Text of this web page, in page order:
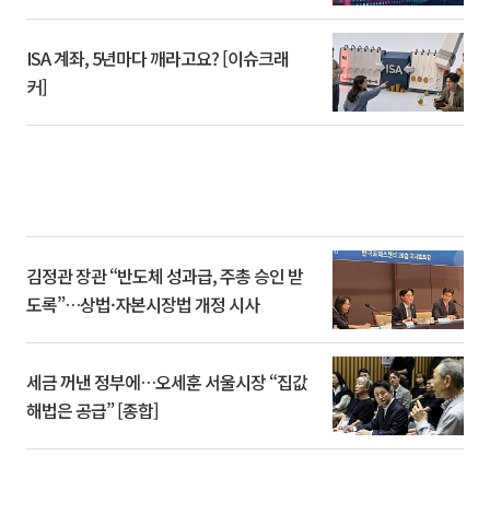
ISA 계좌, 5년마다 깨라고요? [이슈크래
커]
김정관 장관 “반도체 성과급, 주총 승인 받
도록”…상법·자본시장법 개정 시사
세금 꺼낸 정부에…오세훈 서울시장 “집값
해법은 공급” [종합]